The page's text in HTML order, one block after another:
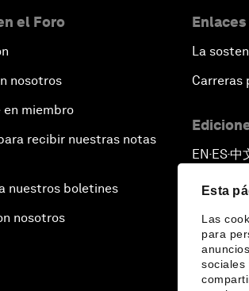
Esta
Las
para
sociales
el Foro
nosotros
en miembro
recibir nuestras notas
nuestros boletines
nosotros
La
Carreras
EN ▪ES▪中